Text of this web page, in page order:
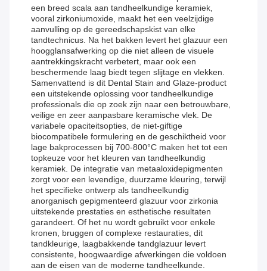
een breed scala aan tandheelkundige keramiek,
vooral zirkoniumoxide, maakt het een veelzijdige
aanvulling op de gereedschapskist van elke
tandtechnicus. Na het bakken levert het glazuur een
hoogglansafwerking op die niet alleen de visuele
aantrekkingskracht verbetert, maar ook een
beschermende laag biedt tegen slijtage en vlekken.
Samenvattend is dit Dental Stain and Glaze-product
een uitstekende oplossing voor tandheelkundige
professionals die op zoek zijn naar een betrouwbare,
veilige en zeer aanpasbare keramische vlek. De
variabele opaciteitsopties, de niet-giftige
biocompatibele formulering en de geschiktheid voor
lage bakprocessen bij 700-800°C maken het tot een
topkeuze voor het kleuren van tandheelkundig
keramiek. De integratie van metaaloxidepigmenten
zorgt voor een levendige, duurzame kleuring, terwijl
het specifieke ontwerp als tandheelkundig
anorganisch gepigmenteerd glazuur voor zirkonia
uitstekende prestaties en esthetische resultaten
garandeert. Of het nu wordt gebruikt voor enkele
kronen, bruggen of complexe restauraties, dit
tandkleurige, laagbakkende tandglazuur levert
consistente, hoogwaardige afwerkingen die voldoen
aan de eisen van de moderne tandheelkunde.